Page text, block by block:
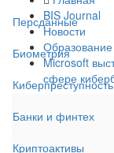
Персданные
Биометрия
Киберпреступность
Банки и финтех
Криптоактивы
BIS Journal
Новости
Microsoft
сфере